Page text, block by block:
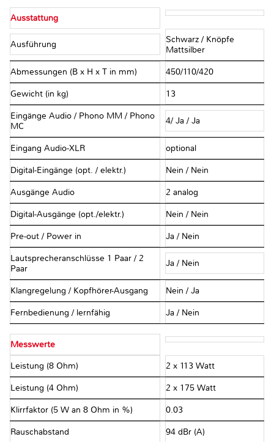
Ausstattung
Ausführung
Schwarz / Knöpfe
Mattsilber
Abmessungen (B x H x T in mm) 450/110/420
Gewicht (in kg) 13
Eingänge Audio / Phono MM / Phono
MC
4/ Ja / Ja
Eingang Audio-XLR optional
Digital-Eingänge (opt. / elektr.) Nein / Nein
Ausgänge Audio 2 analog
Digital-Ausgänge (opt./elektr.) Nein / Nein
Pre-out / Power in Ja / Nein
Lautsprecheranschlüsse 1 Paar / 2
Paar
Ja / Nein
Klangregelung / Kopfhörer-Ausgang Nein / Ja
Fernbedienung / lernfähig Ja / Nein
Messwerte
Leistung (8 Ohm) 2 x 113 Watt
Leistung (4 Ohm) 2 x 175 Watt
Klirrfaktor (5 W an 8 Ohm in %) 0.03
Rauschabstand 94 dBr (A)